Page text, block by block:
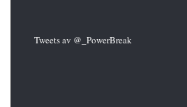
Tweets av @_PowerBreak